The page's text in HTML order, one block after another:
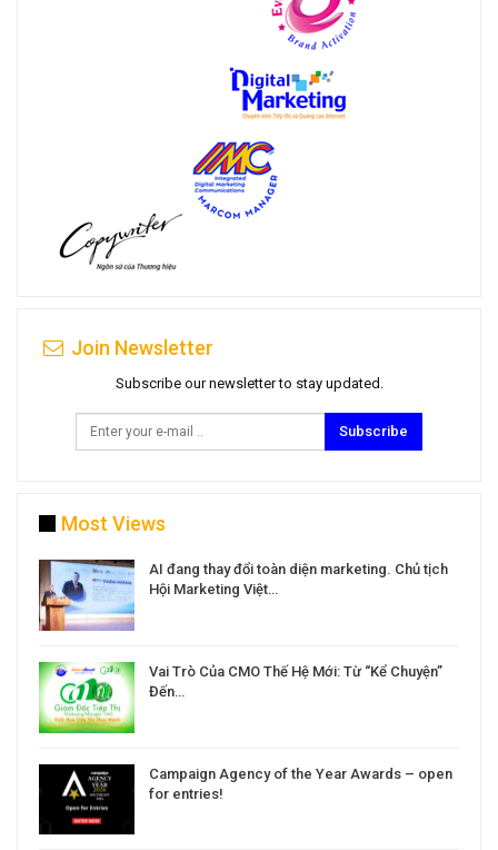
Join Newsletter
Subscribe our newsletter to stay updated.
Subscribe
Most Views
AI đang thay đổi toàn diện marketing. Chủ tịch
Hội Marketing Việt…
Vai Trò Của CMO Thế Hệ Mới: Từ “Kể Chuyện”
Đến…
Campaign Agency of the Year Awards – open
for entries!